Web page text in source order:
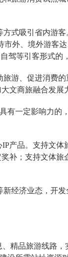
吸引省内游客
外、境外游客
驾等引客形式的
游、促进消费的
文商旅融合发展
一定影响力的
品。支持文体
补；支持文体
经济业态，开
精品旅游线路，